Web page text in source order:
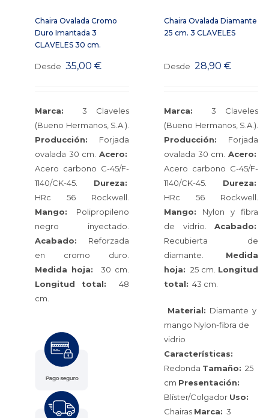
Chaira Ovalada Cromo
Duro Imantada 3
CLAVELES 30 cm.
Desde 35,00€
Marca: 3 Claveles
(Bueno Hermanos, S.A.).
Producción: Forjada
ovalada 30 cm. Acero:
Acero carbono C-45/F-
1140/CK-45. Dureza:
HRc 56 Rockwell.
Mango: Polipropileno
negro inyectado.
Acabado: Reforzada
en cromo duro.
Medida hoja: 30 cm.
Longitud total: 48
cm.
Chaira Ovalada Diamante
25 cm. 3 CLAVELES
Desde 28,90€
Marca: 3 Claveles
(Bueno Hermanos, S.A.).
Producción: Forjada
ovalada 30 cm. Acero:
Acero carbono C-45/F-
1140/CK-45. Dureza:
HRc 56 Rockwell.
Mango: Nylon y fibra
de vidrio. Acabado:
Recubierta de
diamante. Medida
hoja: 25 cm. Longitud
total: 43 cm.
Material: Diamante y
mango Nylon-fibra de
vidrio
Características:
Redonda Tamaño: 25
cm Presentación:
Blíster/Colgador Uso:
Chairas Marca: 3